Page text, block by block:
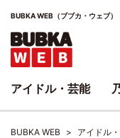
BUBKA WEB（ブブカ・ウェブ）
BUBKA WEB アイドル
アイドル・芸能